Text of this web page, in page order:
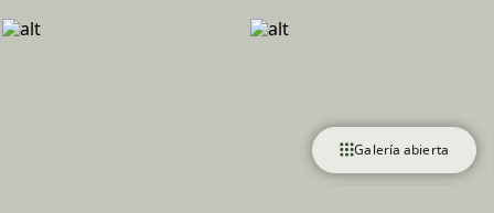
Galería abierta